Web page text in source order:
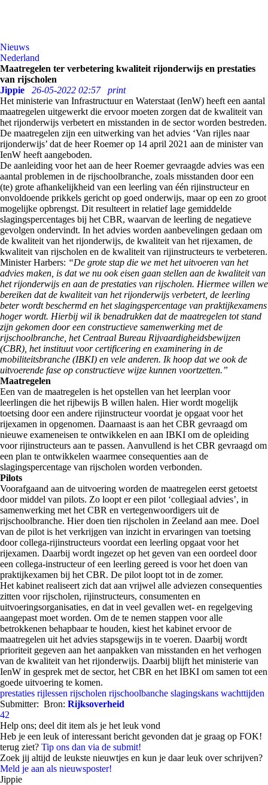
Nieuws
Nederland
Maatregelen ter verbetering kwaliteit rijonderwijs en prestaties
van rijscholen
Jippie
26-05-2022 02:57
print
Het ministerie van Infrastructuur en Waterstaat (IenW) heeft een aantal
maatregelen uitgewerkt die ervoor moeten zorgen dat de kwaliteit van
het rijonderwijs verbetert en misstanden in de sector worden bestreden.
De maatregelen zijn een uitwerking van het advies ‘Van rijles naar
rijonderwijs’ dat de heer Roemer op 14 april 2021 aan de minister van
IenW heeft aangeboden.
De aanleiding voor het aan de heer Roemer gevraagde advies was een
aantal problemen in de rijschoolbranche, zoals misstanden door een
(te) grote afhankelijkheid van een leerling van één rijinstructeur en
onvoldoende prikkels gericht op goed onderwijs, maar op een zo groot
mogelijke opbrengst. Dit resulteert in relatief lage gemiddelde
slagingspercentages bij het CBR, waarvan de leerling de negatieve
gevolgen ondervindt. In het advies worden aanbevelingen gedaan om
de kwaliteit van het rijonderwijs, de kwaliteit van het rijexamen, de
kwaliteit van rijscholen en de kwaliteit van rijinstructeurs te verbeteren.
Minister Harbers: “De grote stap die we met het uitvoeren van het
advies maken, is dat we nu ook eisen gaan stellen aan de kwaliteit van
het rijonderwijs en aan de prestaties van rijscholen. Hiermee willen we
bereiken dat de kwaliteit van het rijonderwijs verbetert, de leerling
beter wordt beschermd en het slagingspercentage van praktijkexamens
hoger wordt. Hierbij wil ik benadrukken dat de maatregelen tot stand
zijn gekomen door een constructieve samenwerking met de
rijschoolbranche, het Centraal Bureau Rijvaardigheidsbewijzen
(CBR), het instituut voor certificering en examinering in de
mobiliteitsbranche (IBKI) en vele anderen. Ik hoop dat we ook de
uitvoerende fase op constructieve wijze kunnen voortzetten.”
Maatregelen
Een van de maatregelen is het opstellen van het leerplan voor
leerlingen die het rijbewijs B willen halen. Hier wordt mogelijk
toetsing door een andere rijinstructeur voordat je opgaat voor het
rijexamen in opgenomen. Daarnaast is aan het CBR gevraagd om
nieuwe exameneisen te ontwikkelen en aan IBKI om de opleiding
voor rijinstructeurs aan te passen. Aanvullend is het CBR gevraagd om
een plan te ontwikkelen waarmee consequenties aan de
slagingspercentage van rijscholen worden verbonden.
Pilots
Voorafgaand aan de uitvoering worden de maatregelen eerst getoetst
door middel van pilots. Zo loopt er een pilot ‘collegiaal advies’, in
samenwerking met het CBR en vertegenwoordigers uit de
rijschoolbranche. Hier doen tien rijscholen in Zeeland aan mee. Doel
van de pilot is het verkrijgen van inzicht in ervaringen van toetsing
door collega-rijinstructeurs voordat een leerling opgaat voor het
rijexamen. Daarbij wordt ingezet op het geven van een oordeel door
een collega-instructeur of een leerling gereed is voor het doen van
praktijkexamen bij het CBR. De pilot loopt tot in de zomer.
Het kabinet realiseert zich dat aan vrijwel alle adviezen consequenties
zitten voor rijscholen, rijinstructeurs, consumenten en
uitvoeringsorganisaties, en dat in veel gevallen wet- en regelgeving
aangepast moet worden. Om de te nemen stappen voor alle
betrokkenen behapbaar te houden, kiest het kabinet ervoor de
maatregelen uit het advies stapsgewijs in te voeren. Daarbij wordt
prioriteit gegeven aan het aanpakken van misstanden en het verhogen
van de kwaliteit van het rijonderwijs. Daarbij blijft het ministerie van
IenW in gesprek met de sector, het CBR en het IBKI om samen tot een
goede uitvoering te komen.
prestaties rijlessen rijscholen rijschoolbanche slagingskans wachttijden
Submitter: Bron: Rijksoverheid
42
Help ons; deel dit item als je het leuk vond
Heb je een leuk of interessant bericht gevonden dat je graag op FOK!
terug ziet? Tip ons dan via de submit!
Zoek jij altijd de leukste nieuwtjes en kun je daar leuk over schrijven?
Meld je aan als nieuwsposter!
Jippie